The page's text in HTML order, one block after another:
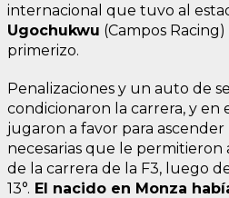
internacional que tuvo al
Ugochukwu (Campos
primerizo.
Penalizaciones y un auto de
condicionaron la carrera, y en
jugaron a favor para ascender
necesarias que le permitieron
de la carrera de la F3, luego
13°. El nacido en Monza